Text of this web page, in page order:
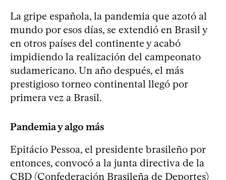
La gripe española, la pandemia que azotó al
mundo por esos días, se extendió en Brasil y
en otros países del continente y acabó
impidiendo la realización del campeonato
sudamericano. Un año después, el más
prestigioso torneo continental llegó por
primera vez a Brasil.
Pandemia y algo más
Epitácio Pessoa, el presidente brasileño por
entonces, convocó a la junta directiva de la
CBD (Confederación Brasileña de Deportes)